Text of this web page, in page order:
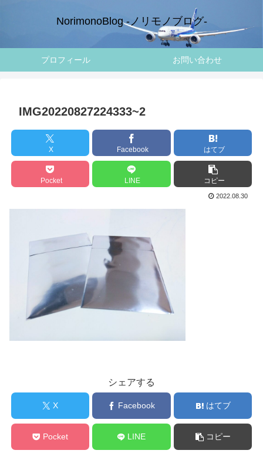
NorimonoBlog -ノリモノブログ-
プロフィール お問い合わせ
IMG20220827224333~2
X Facebook はてブ
Pocket LINE コピー
2022.08.30
シェアする
X Facebook はてブ
Pocket LINE コピー